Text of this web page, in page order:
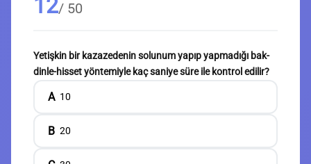
12/ 50
Yetişkin bir kazazedenin solunum yapıp yapmadığı bak-
dinle-hisset yöntemiyle kaç saniye süre ile kontrol edilir?
A 10
B 20